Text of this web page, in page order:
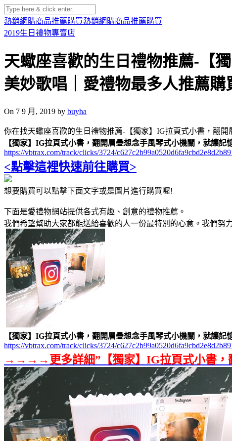
熱銷網購商品推薦購買熱銷網購商品推薦購買
2019生日禮物專賣店
天蠍座喜歡的生日禮物推薦-【
美妙歌唱｜愛禮物最多人推薦購
On 7 9 月, 2019 by buyha
你在找天蠍座喜歡的生日禮物推薦-【獨家】IG拉頁式小書，翻
【獨家】IG拉頁式小書，翻開層疊想念手風琴式小機關，就讓記
https://vbtrax.com/track/clicks/3724/
<點擊這裡快速前往購買>
想要購買可以點擊下面文字或是圖片進行購買喔!
下面是愛禮物網站提供各式有趣、創意的禮物推薦。
我們希望幫助大家都能送給喜歡的人一份最特別的心意。我們努
【獨家】IG拉頁式小書，翻開層疊想念手風琴式小機關，就讓記
https://vbtrax.com/track/clicks/3724/
→→→→更多詳細”【獨家】IG拉頁式小書，